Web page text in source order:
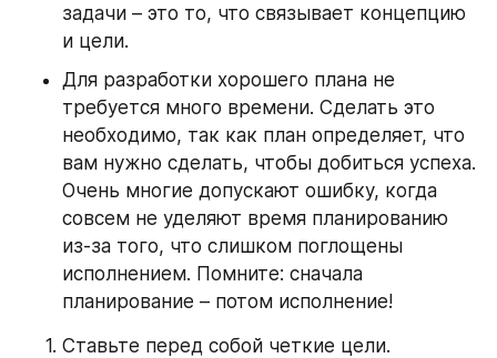
задачи – это то, что связывает концепцию
и цели.
Для разработки хорошего плана не
требуется много времени. Сделать это
необходимо, так как план определяет, что
вам нужно сделать, чтобы добиться успеха.
Очень многие допускают ошибку, когда
совсем не уделяют время планированию
из-за того, что слишком поглощены
исполнением. Помните: сначала
планирование – потом исполнение!
Ставьте перед собой четкие цели.